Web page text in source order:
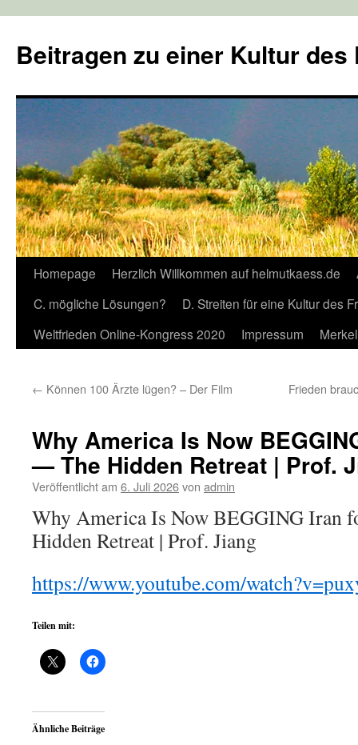
springen
Beitragen zu einer Kultur des
Homepage Herzlich Willkommen auf helmutkaess.de
C. mögliche Lösungen?
D. Streiten für eine Kultur des
Weltfrieden Online-Kongress 2020
Impressum
← Können 100 Ärzte lügen? – Der Film Frieden
Why America Is Now
— The Hidden Retreat | Prof.
Veröffentlicht am 6. Juli 2026von admin
Why America Is Now BEGGING Iran
Hidden Retreat | Prof. Jiang
https://www.youtube.com/
Teilen mit:
Ähnliche Beiträge